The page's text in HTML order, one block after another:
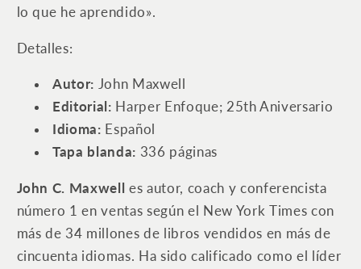
lo que he aprendido».
Detalles:
Autor: John Maxwell
Editorial: Harper Enfoque; 25th Aniversario
Idioma: Español
Tapa blanda: 336 páginas
John C. Maxwell es autor, coach y conferencista
número 1 en ventas según el New York Times con
más de 34 millones de libros vendidos en más de
cincuenta idiomas. Ha sido calificado como el líder